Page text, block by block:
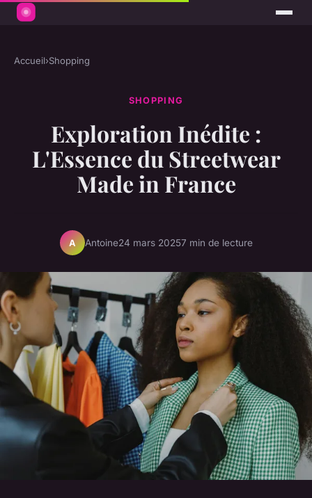
Accueil›Shopping
SHOPPING
Exploration Inédite :
L'Essence du Streetwear
Made in France
A Antoine24 mars 20257 min de lecture